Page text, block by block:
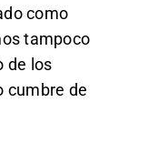
como
tampoco
de los
cumbre de